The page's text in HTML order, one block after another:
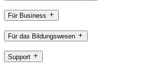
Für Business
Für das Bildungswesen
Support